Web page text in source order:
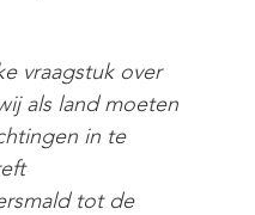
vraagstuk over
als land moeten
in te
tot de